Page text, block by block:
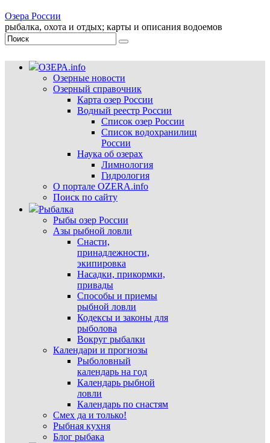
Озера России
рыбалка, охота и отдых; карты и описания водоемов
ОЗЕРА.info
Озерные новости
Озерный справочник
Карта озер России
Водный реестр России
Список озер России
Список водохранилищ
России
Наука об озерах
Лимнология
Гидрология
О портале OZERA.info
Поиск по сайту
Рыбалка
Рыбы озер России
Азы рыбной ловли
Снасти,
принадлежности,
экипировка
Насадки, прикормки,
привады
Способы и приемы
рыбной ловли
Кодексы и законы для
рыболова
Вокруг рыбалки
Календари и прогнозы
Рыболовный
календарь на год
Календарь рыбной
ловли
Календарь по снастям
Смех да и только!
Рыбная кухня
Блог рыбака